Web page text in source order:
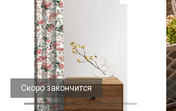
Скоро закончится